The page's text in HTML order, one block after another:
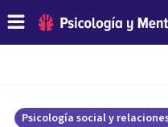
Psicología social y